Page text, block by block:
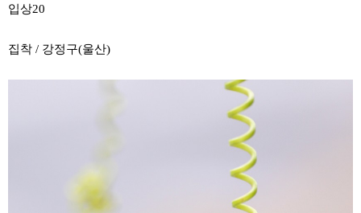
입상20
집착 / 강정구(울산)